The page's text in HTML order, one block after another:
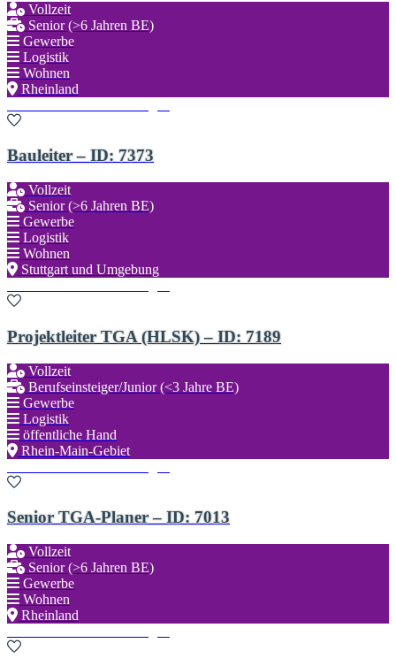
Vollzeit
Senior (>6 Jahren BE)
Gewerbe
Logistik
Wohnen
Rheinland
Bauleiter – ID: 7373
Vollzeit
Senior (>6 Jahren BE)
Gewerbe
Logistik
Wohnen
Stuttgart und Umgebung
Projektleiter TGA (HLSK) – ID: 7189
Vollzeit
Berufseinsteiger/Junior (<3 Jahre BE)
Gewerbe
Logistik
öffentliche Hand
Rhein-Main-Gebiet
Senior TGA-Planer – ID: 7013
Vollzeit
Senior (>6 Jahren BE)
Gewerbe
Wohnen
Rheinland